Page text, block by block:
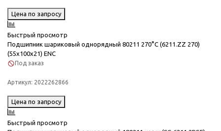
Цена по запросу
Быстрый просмотр
Подшипник шариковый однорядный 80211 270°C (6211.ZZ 270)
(55x100x21) ENC
Под заказ
Артикул: 2022262866
Цена по запросу
Быстрый просмотр